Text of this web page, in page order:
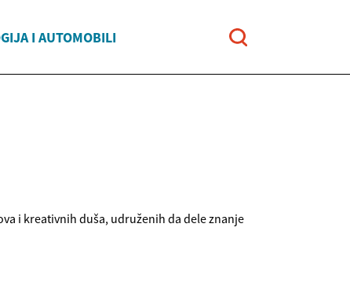
I AUTOMOBILI
i kreativnih duša, udruženih da dele znanje